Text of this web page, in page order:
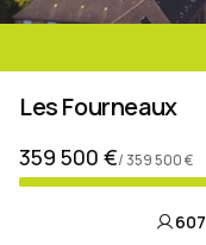
Les Fourneaux
359 500 €/ 359 500 €
607